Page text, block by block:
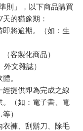
則」，以下商品購買
的猶豫期：
將逾期。（如：生
客製化商品）
文雜誌）
。
提供即為完成之線
。（如：電子書、電
）
衣褲、刮鬍刀、除毛